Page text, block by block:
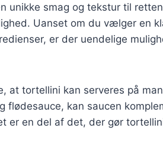
unikke smag og tekstur til
Uanset om du vælger en
er der uendelige
tortellini kan serveres på
flødesauce, kan saucen
er en del af det, der gør